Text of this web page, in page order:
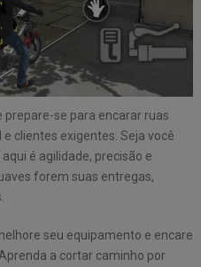
prepare-se para encarar ruas
clientes exigentes. Seja você
é agilidade, precisão e
forem suas entregas,
seu equipamento e encare
a cortar caminho por